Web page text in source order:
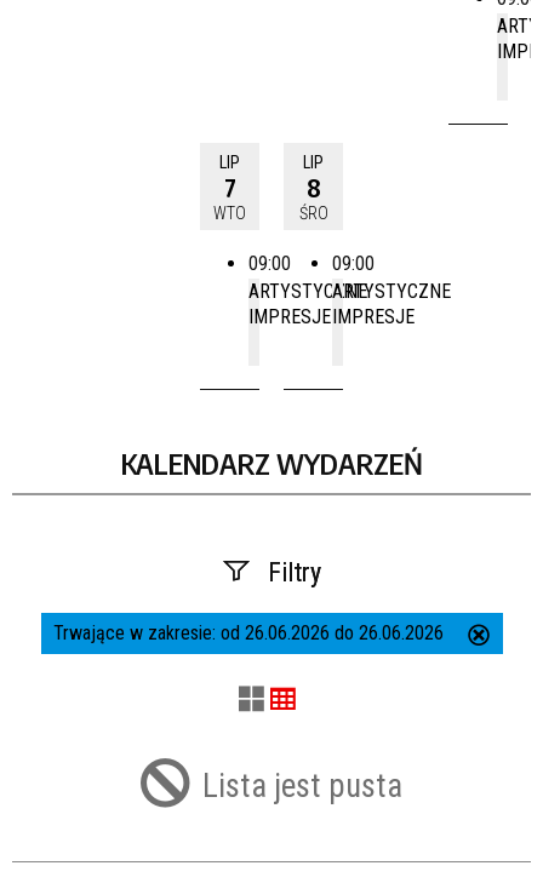
LIP
7
WTO
09:00
ARTYSTYCZNE
IMPRESJE
LIP
8
ŚRO
09:00
ARTYSTYCZNE
IMPRESJE
KALENDARZ WYDARZEŃ
Filtry
Szukana fraza
Trwające w zakresie: od 26.06.2026 do 26.06.2026
Lista jest pusta